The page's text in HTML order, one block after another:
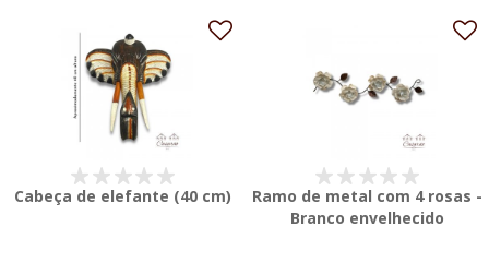
Cabeça de elefante (40 cm)
Ramo de metal com 4 rosas -
Branco envelhecido